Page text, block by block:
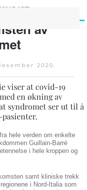
av
2020.
viser at covid-19
en økning av
syndromet ser ut til å
hele verden om enkelte
Guillain-Barré
i hele kroppen og
samt kliniske trekk
i Nord-Italia som